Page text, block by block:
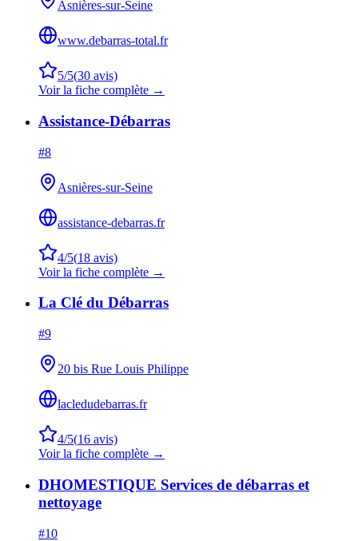
Asnières-sur-Seine
www.debarras-total.fr
5/5(30 avis)
Voir la fiche complète →
Assistance-Débarras
#8
Asnières-sur-Seine
assistance-debarras.fr
4/5(18 avis)
Voir la fiche complète →
La Clé du Débarras
#9
20 bis Rue Louis Philippe
lacledudebarras.fr
4/5(16 avis)
Voir la fiche complète →
DHOMESTIQUE Services de débarras et
nettoyage
#10